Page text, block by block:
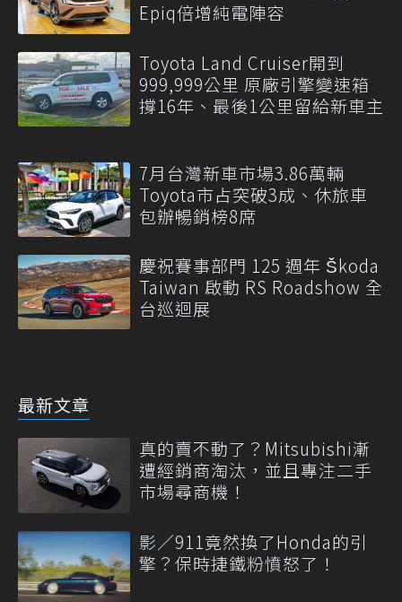
Epiq倍增純電陣容
Toyota Land Cruiser開到
999,999公里 原廠引擎變速箱
撐16年、最後1公里留給新車主
7月台灣新車市場3.86萬輛
Toyota市占突破3成、休旅車
包辦暢銷榜8席
慶祝賽事部門 125 週年 Škoda
Taiwan 啟動 RS Roadshow 全
台巡迴展
最新文章
真的賣不動了？Mitsubishi漸
遭經銷商淘汰，並且專注二手
市場尋商機！
影／911竟然換了Honda的引
擎？保時捷鐵粉憤怒了！